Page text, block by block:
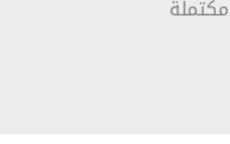
مكتملة